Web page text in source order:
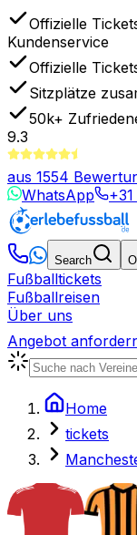
Offizielle
Kundenservice
Offizielle
Sitzplätze
50k+
9.3
aus 1554
WhatsApp
Search
Fußballtickets
Fußballreisen
Über uns
Angebot
Home
tickets